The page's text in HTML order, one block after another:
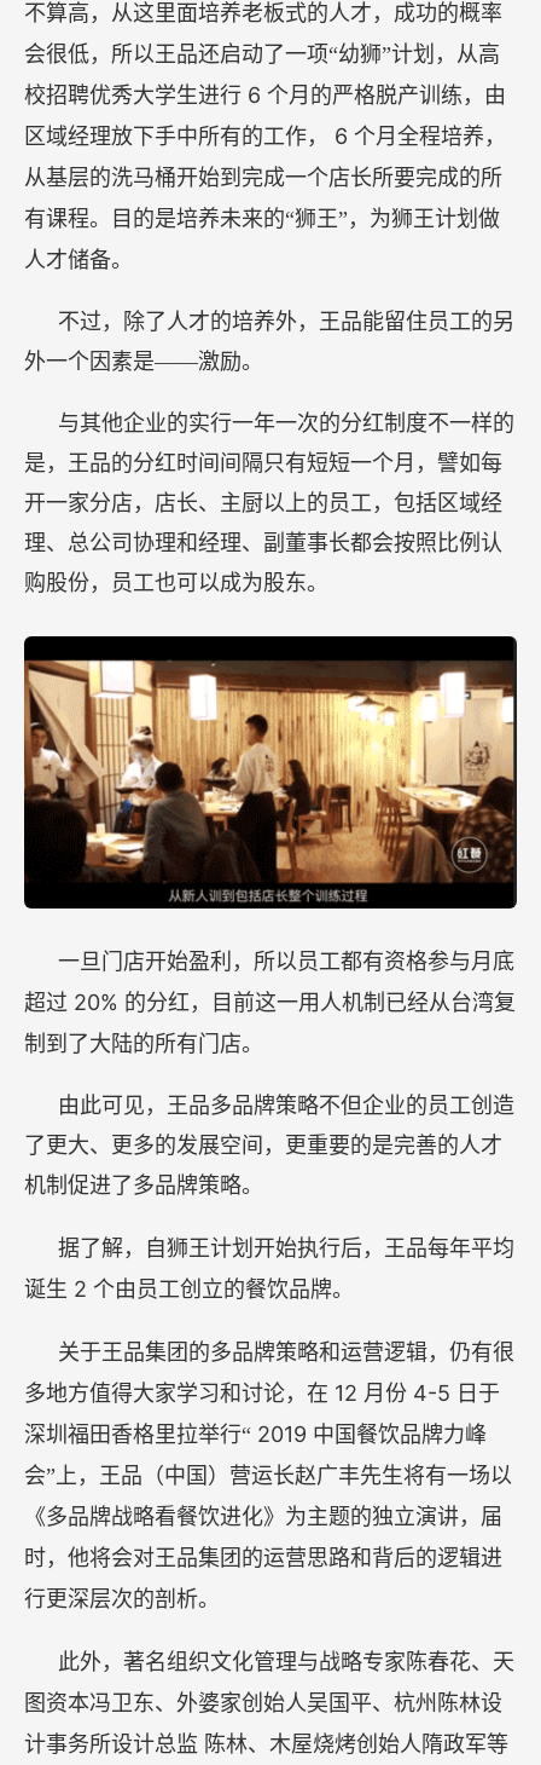
不算高，从这里面培养老板式的人才，成功的概率
会很低，所以王品还启动了一项“幼狮”计划，从高
校招聘优秀大学生进行 6 个月的严格脱产训练，由
区域经理放下手中所有的工作， 6 个月全程培养，
从基层的洗马桶开始到完成一个店长所要完成的所
有课程。目的是培养未来的“狮王”，为狮王计划做
人才储备。
不过，除了人才的培养外，王品能留住员工的另
外一个因素是——激励。
与其他企业的实行一年一次的分红制度不一样的
是，王品的分红时间间隔只有短短一个月，譬如每
开一家分店，店长、主厨以上的员工，包括区域经
理、总公司协理和经理、副董事长都会按照比例认
购股份，员工也可以成为股东。
一旦门店开始盈利，所以员工都有资格参与月底
超过 20% 的分红，目前这一用人机制已经从台湾复
制到了大陆的所有门店。
由此可见，王品多品牌策略不但企业的员工创造
了更大、更多的发展空间，更重要的是完善的人才
机制促进了多品牌策略。
据了解，自狮王计划开始执行后，王品每年平均
诞生 2 个由员工创立的餐饮品牌。
关于王品集团的多品牌策略和运营逻辑，仍有很
多地方值得大家学习和讨论，在 12 月份 4-5 日于
深圳福田香格里拉举行“ 2019 中国餐饮品牌力峰
会”上，王品（中国）营运长赵广丰先生将有一场以
《多品牌战略看餐饮进化》为主题的独立演讲，届
时，他将会对王品集团的运营思路和背后的逻辑进
行更深层次的剖析。
此外，著名组织文化管理与战略专家陈春花、天
图资本冯卫东、外婆家创始人吴国平、杭州陈林设
计事务所设计总监 陈林、木屋烧烤创始人隋政军等